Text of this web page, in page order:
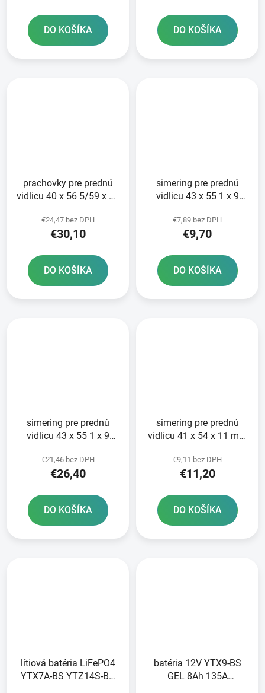
DO KOŠÍKA DO KOŠÍKA
prachovky pre prednú
vidlicu 40 x 56 5/59 x 15
ATHENA sada pre 2
tlmiče
€24,47 bez DPH
€30,10
DO KOŠÍKA
simering pre prednú
vidlicu 43 x 55 1 x 9
na opravu 2 tlmičov
€7,89 bez DPH
€9,70
DO KOŠÍKA
simering pre prednú
vidlicu 43 x 55 1 x 9
ATHENA sada na
prestavbu 2 tlmičov
€21,46 bez DPH
€26,40
DO KOŠÍKA
simering pre prednú
vidlicu 41 x 54 x 11 mm
sada na opravu 2
tlmičov
€9,11 bez DPH
€11,20
DO KOŠÍKA
lítiová batéria LiFePO4
YTX7A-BS YTZ14S-BS
batéria 12V YTX9-BS
GEL 8Ah 135A